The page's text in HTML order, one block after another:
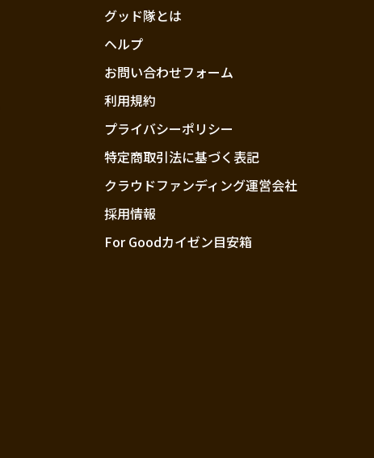
グッド隊とは
ヘルプ
お問い合わせフォーム
利用規約
プライバシーポリシー
特定商取引法に基づく表記
クラウドファンディング運営会社
採用情報
For Goodカイゼン目安箱